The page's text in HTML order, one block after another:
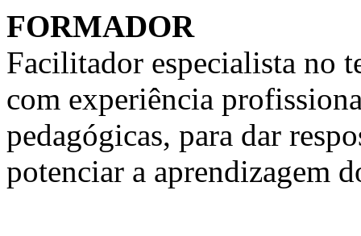
FORMADOR
Facilitador especialista no
com experiência
pedagógicas, para dar
potenciar a aprendizagem